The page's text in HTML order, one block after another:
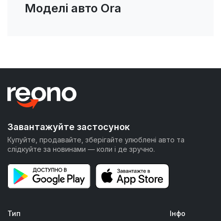
Моделі авто Ora
Завантажуйте застосунок
Купуйте, продавайте, зберігайте улюблені авто та
слідкуйте за новинами — коли і де зручно.
Тип Інфо